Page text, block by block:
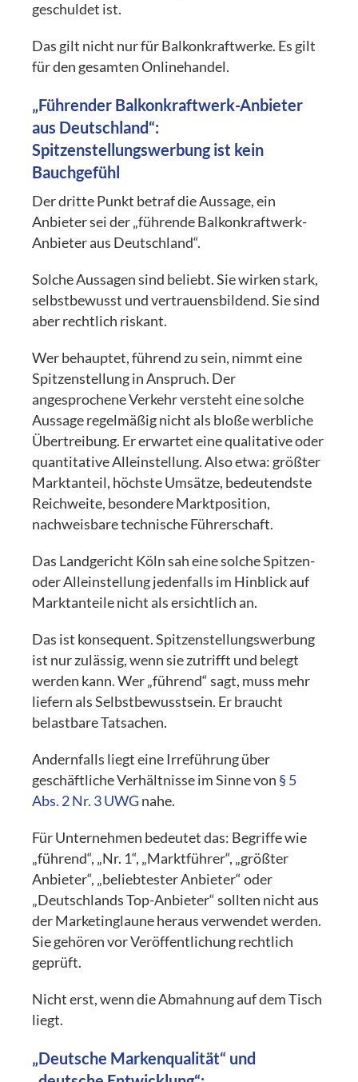
geschuldet ist.
Das gilt nicht nur für Balkonkraftwerke. Es gilt
für den gesamten Onlinehandel.
„Führender Balkonkraftwerk-Anbieter
aus Deutschland“:
Spitzenstellungswerbung ist kein
Bauchgefühl
Der dritte Punkt betraf die Aussage, ein
Anbieter sei der „führende Balkonkraftwerk-
Anbieter aus Deutschland“.
Solche Aussagen sind beliebt. Sie wirken stark,
selbstbewusst und vertrauensbildend. Sie sind
aber rechtlich riskant.
Wer behauptet, führend zu sein, nimmt eine
Spitzenstellung in Anspruch. Der
angesprochene Verkehr versteht eine solche
Aussage regelmäßig nicht als bloße werbliche
Übertreibung. Er erwartet eine qualitative oder
quantitative Alleinstellung. Also etwa: größter
Marktanteil, höchste Umsätze, bedeutendste
Reichweite, besondere Marktposition,
nachweisbare technische Führerschaft.
Das Landgericht Köln sah eine solche Spitzen-
oder Alleinstellung jedenfalls im Hinblick auf
Marktanteile nicht als ersichtlich an.
Das ist konsequent. Spitzenstellungswerbung
ist nur zulässig, wenn sie zutrifft und belegt
werden kann. Wer „führend“ sagt, muss mehr
liefern als Selbstbewusstsein. Er braucht
belastbare Tatsachen.
Andernfalls liegt eine Irreführung über
geschäftliche Verhältnisse im Sinne von § 5
Abs. 2 Nr. 3 UWG nahe.
Für Unternehmen bedeutet das: Begriffe wie
„führend“, „Nr. 1“, „Marktführer“, „größter
Anbieter“, „beliebtester Anbieter“ oder
„Deutschlands Top-Anbieter“ sollten nicht aus
der Marketinglaune heraus verwendet werden.
Sie gehören vor Veröffentlichung rechtlich
geprüft.
Nicht erst, wenn die Abmahnung auf dem Tisch
liegt.
„Deutsche Markenqualität“ und